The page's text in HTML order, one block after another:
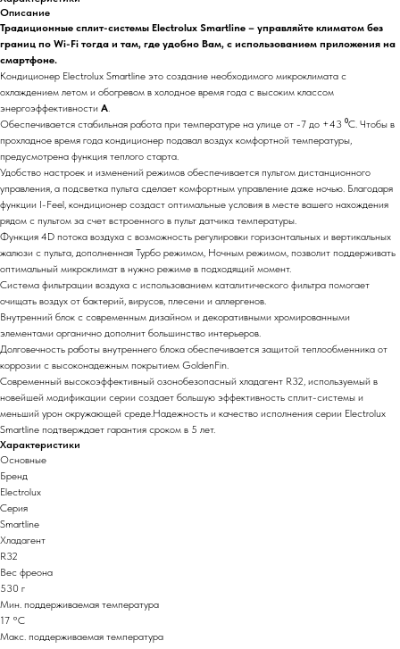
Описание
Традиционные сплит-системы Electrolux Smartline – управляйте климатом без
границ по Wi-Fi тогда и там, где удобно Вам, с использованием приложения на
смартфоне.
Кондиционер Electrolux Smartline это создание необходимого микроклимата с
охлаждением летом и обогревом в холодное время года с высоким классом
энергоэффективности А.
Обеспечивается стабильная работа при температуре на улице от -7 до +43 ⁰С. Чтобы в
прохладное время года кондиционер подавал воздух комфортной температуры,
предусмотрена функция теплого старта.
Удобство настроек и изменений режимов обеспечивается пультом дистанционного
управления, а подсветка пульта сделает комфортным управление даже ночью. Благодаря
функции I-Feel, кондиционер создаст оптимальные условия в месте вашего нахождения
рядом с пультом за счет встроенного в пульт датчика температуры.
Функция 4D потока воздуха с возможность регулировки горизонтальных и вертикальных
жалюзи с пульта, дополненная Турбо режимом, Ночным режимом, позволит поддерживать
оптимальный микроклимат в нужно режиме в подходящий момент.
Система фильтрации воздуха с использованием каталитического фильтра помогает
очищать воздух от бактерий, вирусов, плесени и аллергенов.
Внутренний блок с современным дизайном и декоративными хромированными
элементами органично дополнит большинство интерьеров.
Долговечность работы внутреннего блока обеспечивается защитой теплообменника от
коррозии с высоконадежным покрытием GoldenFin.
Современный высокоэффективный озонобезопасный хладагент R32, используемый в
новейшей модификации серии создает большую эффективность сплит-системы и
меньший урон окружающей среде.Надежность и качество исполнения серии Electrolux
Smartline подтверждает гарантия сроком в 5 лет.
Характеристики
Основные
Бренд
Electrolux
Серия
Smartline
Хладагент
R32
Вес фреона
530 г
Мин. поддерживаемая температура
17 °С
Макс. поддерживаемая температура